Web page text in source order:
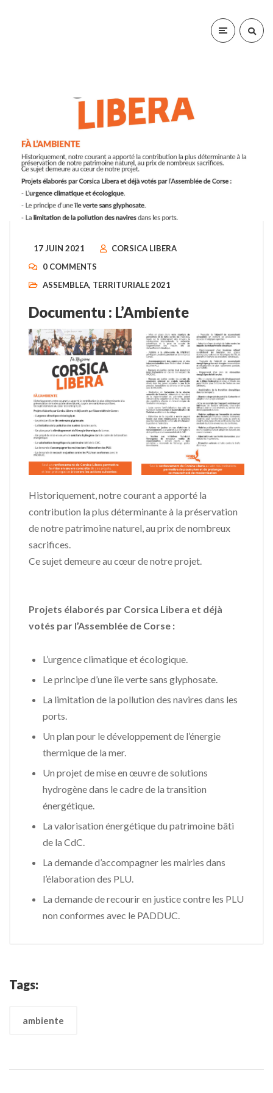
17 JUIN 2021
CORSICA LIBERA
0 COMMENTS
ASSEMBLEA, TERRITURIALE 2021
Documentu : L’Ambiente
Historiquement, notre courant a apporté la
contribution la plus déterminante à la préservation
de notre patrimoine naturel, au prix de nombreux
sacrifices.
Ce sujet demeure au cœur de notre projet.
Projets élaborés par Corsica Libera et déjà
votés par l’Assemblée de Corse :
L’urgence climatique et écologique.
Le principe d’une île verte sans glyphosate.
La limitation de la pollution des navires dans les
ports.
Un plan pour le développement de l’énergie
thermique de la mer.
Un projet de mise en œuvre de solutions
hydrogène dans le cadre de la transition
énergétique.
La valorisation énergétique du patrimoine bâti
de la CdC.
La demande d’accompagner les mairies dans
l’élaboration des PLU.
La demande de recourir en justice contre les PLU
non conformes avec le PADDUC.
Tags:
ambiente